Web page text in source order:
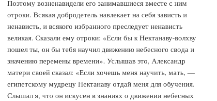
Поэтому возненавидели его занимавшиеся вместе с ним
отроки. Всякая добродетель навлекает на себя зависть и
ненависть, и всякого избранного преследует ненависть
великая. Сказали ему отроки: «Если бы к Нектанаву-волхву
пошел ты, он бы тебя научил движению небесного свода и
значению перемены времени». Услышав это, Александр
матери своей сказал: «Если хочешь меня научить, мать, —
египетскому мудрецу Нектанаву отдай меня для обучения.
Слышал я, что он искусен в знаниях о движении небесных